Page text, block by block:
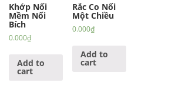
Khớp Nối
Mềm Nối
Bích
0.000₫
Add to
cart
Rắc Co Nối
Một Chiều
0.000₫
Add to
cart